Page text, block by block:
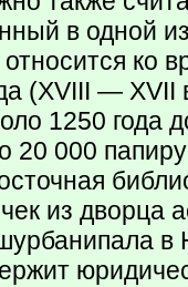
в одной
ко
(XVIII — XVII
1250 года
20 000
из дворца
в